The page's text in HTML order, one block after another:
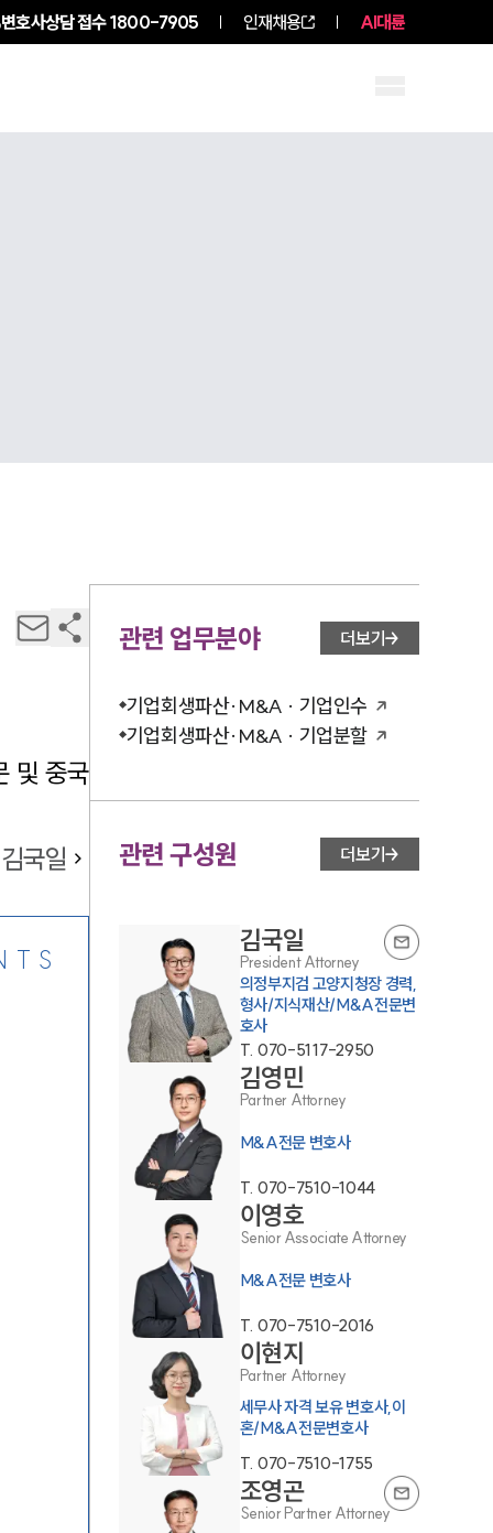
변호사상담 접수1800-7905 인재채용 AI대륜
및 중국
김국일
관련 업무분야 더보기
기업회생파산·M&A · 기업인수
기업회생파산·M&A · 기업분할
관련 구성원 더보기
김국일
President Attorney
의정부지검 고양지청장 경력,
형사/지식재산/M&A전문변
호사
T. 070-5117-2950
김영민
Partner Attorney
M&A전문 변호사
T. 070-7510-1044
이영호
Senior Associate Attorney
M&A전문 변호사
T. 070-7510-2016
이현지
Partner Attorney
세무사 자격 보유 변호사,이
혼/M&A전문변호사
T. 070-7510-1755
조영곤
Senior Partner Attorney